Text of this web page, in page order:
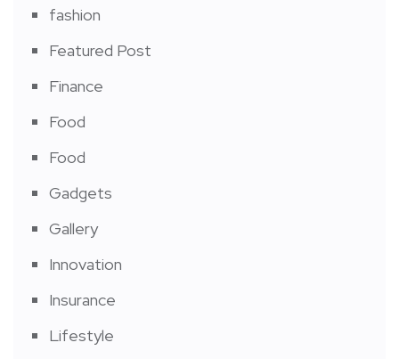
fashion
Featured Post
Finance
Food
Food
Gadgets
Gallery
Innovation
Insurance
Lifestyle